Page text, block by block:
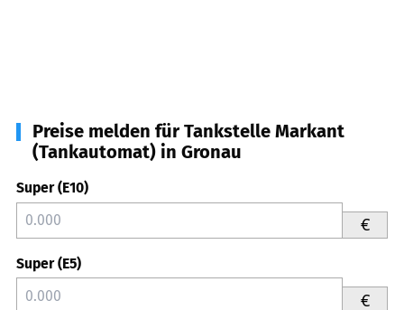
Preise melden für Tankstelle Markant
(Tankautomat) in Gronau
Super (E10)
€
Super (E5)
€